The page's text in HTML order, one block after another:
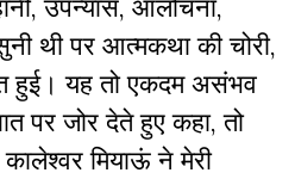
उपन्यास, आलोचना,
थी पर आत्मकथा की चोरी,
हुई। यह तो एकदम असंभव
पर जोर देते हुए कहा, तो
कालेश्वर मियाऊं ने मेरी